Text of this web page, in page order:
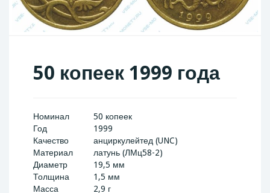
50 копеек 1999 года
Номинал
50 копеек
Год
1999
Качество
анциркулейтед (UNC)
Материал
латунь (ЛМц58-2)
Диаметр
19,5 мм
Толщина
1,5 мм
Масса
2,9 г